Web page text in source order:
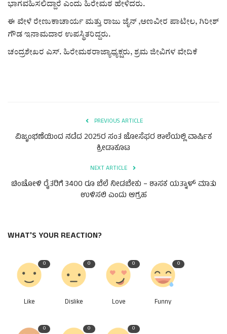
ಭಾಗವಹಿಸಲಿದ್ದಾರೆ ಎಂದು ಹಿರೇಮಠ ಹೇಳಿದರು.
ಈ ವೇಳೆ ರೇಣುಕಾಚಾರ್ಯ ಮತ್ತು ರಾಜು ಜೈನ್ ,ಅಣವೀರ ಪಾಟೀಲ, ಗಿರೀಶ್
ಗೌಡ ಇನಾಮದಾರ ಉಪಸ್ಥಿತರಿದ್ದರು.
ಚಂದ್ರಶೇಖರ ಎಸ್. ಹಿರೇಮಠರಾಜ್ಯಾಧ್ಯಕ್ಷರು, ಶ್ರಮ ಜೀವಿಗಳ ವೇದಿಕೆ
PREVIOUS ARTICLE
ವಿಜೃಂಭಣೆಯಿಂದ ನಡೆದ 2025ರ ಸಂತ ಜೋಸೆಫರ ಶಾಲೆಯಲ್ಲಿ ವಾರ್ಷಿಕ
ಕ್ರೀಡಾಕೂಟ
NEXT ARTICLE
ಚಿಂಚೋಳಿ ರೈತರಿಗೆ 3400 ರೂ ಬೆಲೆ ನೀಡಬೇಕು – ಶಾಸಕ ಯತ್ನಾಳ್ ಮಾತು
ಉಳಿಸಲಿ ಎಂದು ಆಗ್ರಹ
WHAT'S YOUR REACTION?
0
Like
0
Dislike
0
Love
0
Funny
0 0 0